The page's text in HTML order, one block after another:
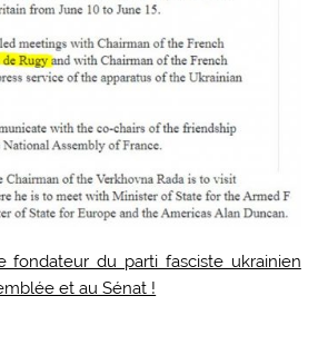
fondateur du parti fasciste ukrainien
et au Sénat !